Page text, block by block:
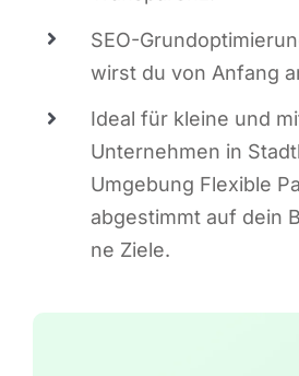
SEO-
wirst du von Anfang
Ide­al für klei­ne und
Unter­neh­men in
Umge­bung Fle­xi­ble
abge­stimmt auf dein
ne Ziele.